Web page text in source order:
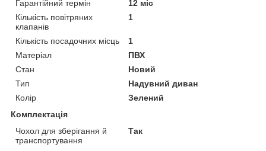
Гарантійний термін
12 міс
Кількість повітряних
клапанів
1
Кількість посадочних місць
1
Матеріал
ПВХ
Стан
Новий
Тип
Надувний диван
Колір
Зелений
Комплектація
Чохол для зберігання й
транспортування
Так